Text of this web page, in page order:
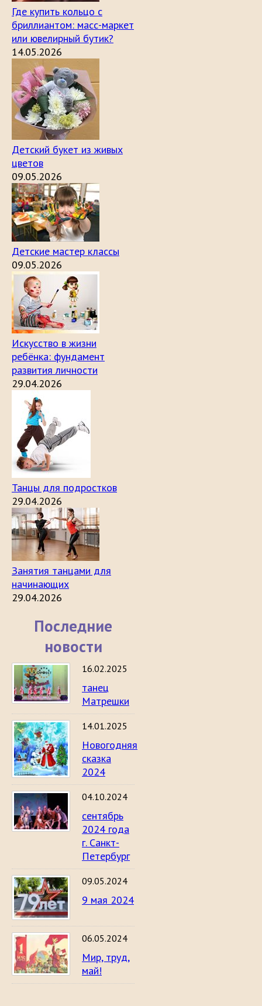
Где купить кольцо с
бриллиантом: масс-маркет
или ювелирный бутик?
14.05.2026
Детский букет из живых
цветов
09.05.2026
Детские мастер классы
09.05.2026
Искусство в жизни
ребёнка: фундамент
развития личности
29.04.2026
Танцы для подростков
29.04.2026
Занятия танцами для
начинающих
29.04.2026
Последние
новости
16.02.2025
танец
Матрешки
14.01.2025
Новогодняя
сказка
2024
04.10.2024
сентябрь
2024 года
г. Санкт-
Петербург
09.05.2024
9 мая 2024
06.05.2024
Мир, труд,
май!